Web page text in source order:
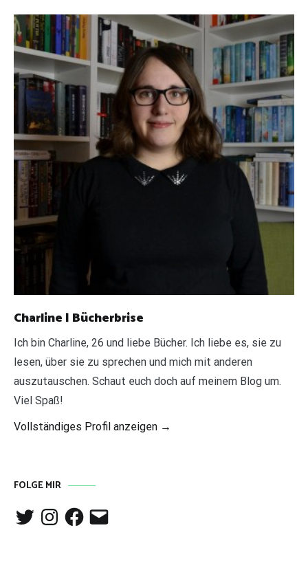
Charline | Bücherbrise
Ich bin Charline, 26 und liebe Bücher. Ich liebe es, sie zu
lesen, über sie zu sprechen und mich mit anderen
auszutauschen. Schaut euch doch auf meinem Blog um.
Viel Spaß!
Vollständiges Profil anzeigen →
FOLGE MIR
TwitterInstagramFacebook
E-
Mail